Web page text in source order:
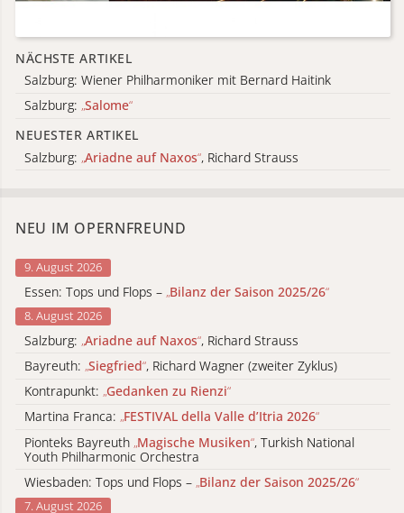
NÄCHSTE ARTIKEL
Salzburg: Wiener Philharmoniker mit Bernard Haitink
Salzburg: „Salome“
NEUESTER ARTIKEL
Salzburg: „Ariadne auf Naxos“, Richard Strauss
NEU IM OPERNFREUND
9. August 2026
Essen: Tops und Flops – „Bilanz der Saison 2025/26“
8. August 2026
Salzburg: „Ariadne auf Naxos“, Richard Strauss
Bayreuth: „Siegfried“, Richard Wagner (zweiter Zyklus)
Kontrapunkt: „Gedanken zu Rienzi“
Martina Franca: „FESTIVAL della Valle d’Itria 2026“
Pionteks Bayreuth „Magische Musiken“, Turkish National
Youth Philharmonic Orchestra
Wiesbaden: Tops und Flops – „Bilanz der Saison 2025/26“
7. August 2026